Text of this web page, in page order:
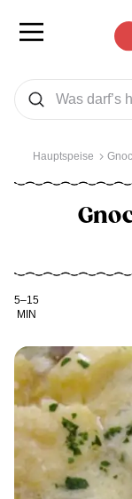
Was wollen Sie suchen
Suchen
Hauptspeise
Kochdauer
5–15
MIN